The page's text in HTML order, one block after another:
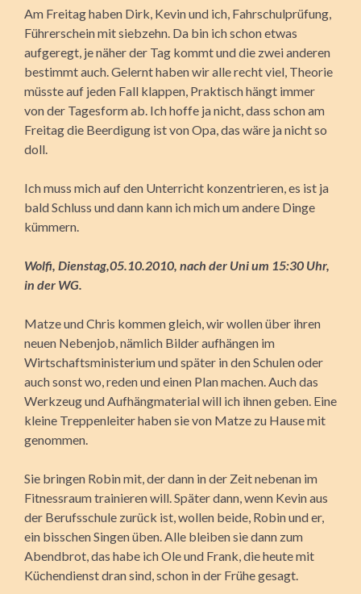
Am Freitag haben Dirk, Kevin und ich, Fahrschulprüfung,
Führerschein mit siebzehn. Da bin ich schon etwas
aufgeregt, je näher der Tag kommt und die zwei anderen
bestimmt auch. Gelernt haben wir alle recht viel, Theorie
müsste auf jeden Fall klappen, Praktisch hängt immer
von der Tagesform ab. Ich hoffe ja nicht, dass schon am
Freitag die Beerdigung ist von Opa, das wäre ja nicht so
doll.
Ich muss mich auf den Unterricht konzentrieren, es ist ja
bald Schluss und dann kann ich mich um andere Dinge
kümmern.
Wolfi, Dienstag,05.10.2010, nach der Uni um 15:30 Uhr,
in der WG.
Matze und Chris kommen gleich, wir wollen über ihren
neuen Nebenjob, nämlich Bilder aufhängen im
Wirtschaftsministerium und später in den Schulen oder
auch sonst wo, reden und einen Plan machen. Auch das
Werkzeug und Aufhängmaterial will ich ihnen geben. Eine
kleine Treppenleiter haben sie von Matze zu Hause mit
genommen.
Sie bringen Robin mit, der dann in der Zeit nebenan im
Fitnessraum trainieren will. Später dann, wenn Kevin aus
der Berufsschule zurück ist, wollen beide, Robin und er,
ein bisschen Singen üben. Alle bleiben sie dann zum
Abendbrot, das habe ich Ole und Frank, die heute mit
Küchendienst dran sind, schon in der Frühe gesagt.